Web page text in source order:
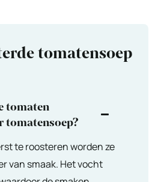
tomatensoep
tomaten
tomatensoep?
te roosteren worden ze
van smaak. Het vocht